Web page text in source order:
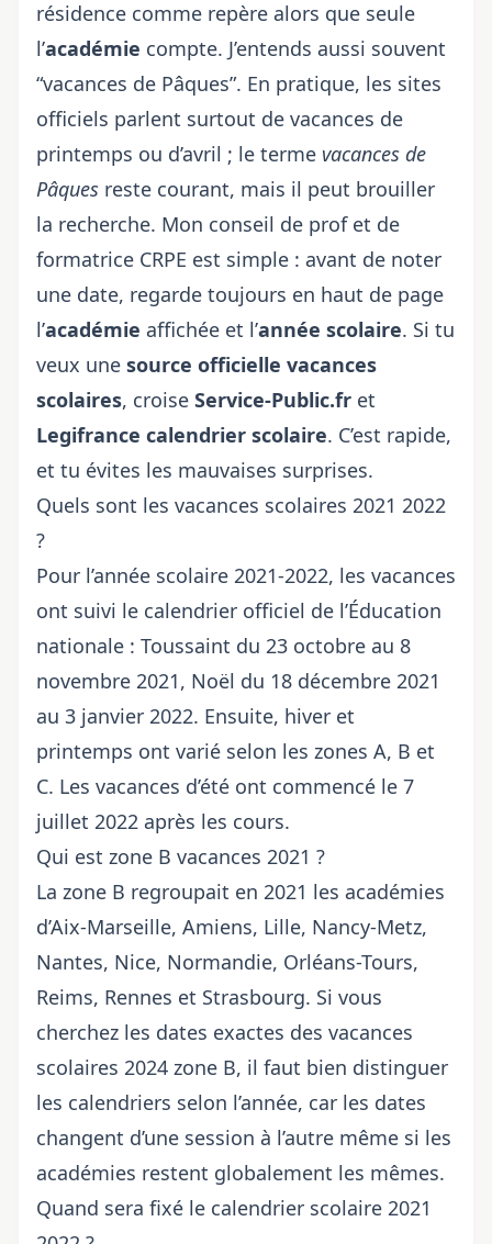
résidence comme repère alors que seule
l’académie compte. J’entends aussi souvent
“vacances de Pâques”. En pratique, les sites
officiels parlent surtout de vacances de
printemps ou d’avril ; le terme vacances de
Pâques reste courant, mais il peut brouiller
la recherche. Mon conseil de prof et de
formatrice CRPE est simple : avant de noter
une date, regarde toujours en haut de page
l’académie affichée et l’année scolaire. Si tu
veux une source officielle vacances
scolaires, croise Service-Public.fr et
Legifrance calendrier scolaire. C’est rapide,
et tu évites les mauvaises surprises.
Quels sont les vacances scolaires 2021 2022
?
Pour l’année scolaire 2021-2022, les vacances
ont suivi le calendrier officiel de l’Éducation
nationale : Toussaint du 23 octobre au 8
novembre 2021, Noël du 18 décembre 2021
au 3 janvier 2022. Ensuite, hiver et
printemps ont varié selon les zones A, B et
C. Les vacances d’été ont commencé le 7
juillet 2022 après les cours.
Qui est zone B vacances 2021 ?
La zone B regroupait en 2021 les académies
d’Aix-Marseille, Amiens, Lille, Nancy-Metz,
Nantes, Nice, Normandie, Orléans-Tours,
Reims, Rennes et Strasbourg. Si vous
cherchez les dates exactes des vacances
scolaires 2024 zone B, il faut bien distinguer
les calendriers selon l’année, car les dates
changent d’une session à l’autre même si les
académies restent globalement les mêmes.
Quand sera fixé le calendrier scolaire 2021